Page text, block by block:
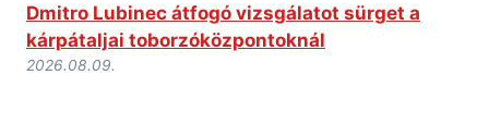
Dmitro Lubinec átfogó vizsgálatot sürget a
kárpátaljai toborzóközpontoknál
2026.08.09.